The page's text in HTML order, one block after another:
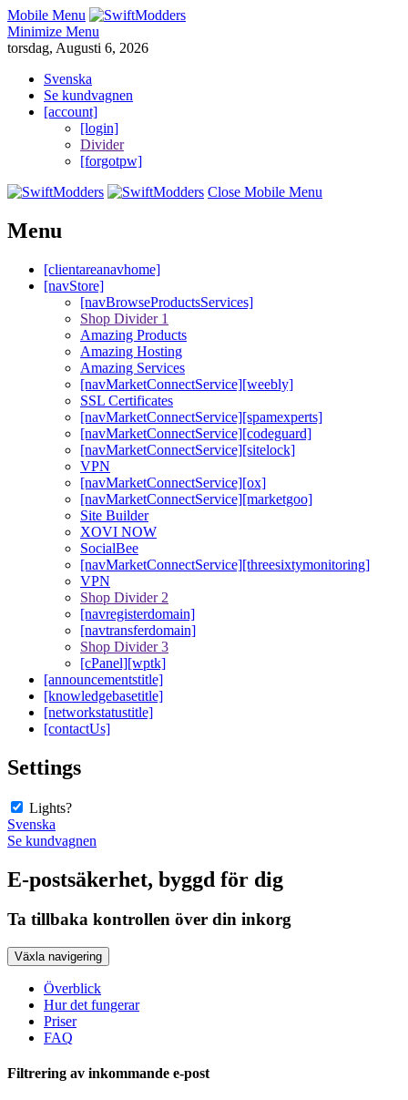
Mobile Menu
Minimize Menu
torsdag, Augusti 6, 2026
Svenska
Se kundvagnen
[account]
[login]
Divider
[forgotpw]
Close Mobile Menu
Menu
[clientareanavhome]
[navStore]
[navBrowseProductsServices]
Shop Divider 1
Amazing Products
Amazing Hosting
Amazing Services
[navMarketConnectService][weebly]
SSL Certificates
[navMarketConnectService][spamexperts]
[navMarketConnectService][codeguard]
[navMarketConnectService][sitelock]
VPN
[navMarketConnectService][ox]
[navMarketConnectService][marketgoo]
Site Builder
XOVI NOW
SocialBee
[navMarketConnectService][threesixtymonitoring]
VPN
Shop Divider 2
[navregisterdomain]
[navtransferdomain]
Shop Divider 3
[cPanel][wptk]
[announcementstitle]
[knowledgebasetitle]
[networkstatustitle]
[contactUs]
Settings
Lights?
Svenska
Se kundvagnen
E-postsäkerhet, byggd för dig
Ta tillbaka kontrollen över din inkorg
Växla navigering
Överblick
Hur det fungerar
Priser
FAQ
Filtrering av inkommande e-post